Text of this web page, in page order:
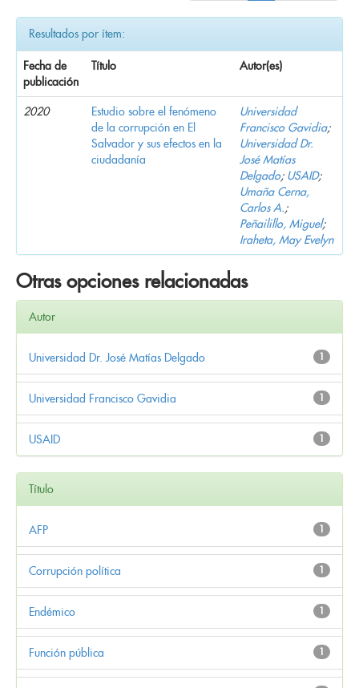
Resultados por ítem:
Fecha de
publicación
Título Autor(es)
2020
Estudio sobre el fenómeno
de la corrupción en El
Salvador y sus efectos en la
ciudadanía
Universidad
Francisco Gavidia;
Universidad Dr.
José Matías
Delgado; USAID;
Umaña Cerna,
Carlos A.;
Peñailillo, Miguel;
Iraheta, May Evelyn
Otras opciones relacionadas
Autor
1
Universidad Dr. José Matías Delgado
1
Universidad Francisco Gavidia
1
USAID
Título
1
AFP
1
Corrupción política
1
Endémico
1
Función pública